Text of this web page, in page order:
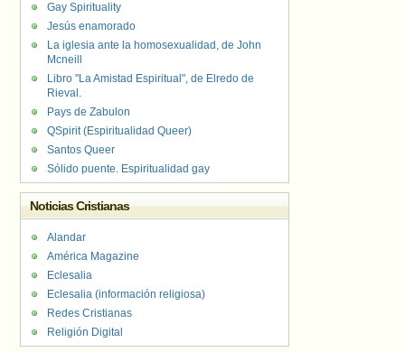
Gay Spirituality
Jesús enamorado
La iglesia ante la homosexualidad, de John
Mcneill
Libro "La Amistad Espiritual", de Elredo de
Rieval.
Pays de Zabulon
QSpirit (Espiritualidad Queer)
Santos Queer
Sólido puente. Espiritualidad gay
Noticias Cristianas
Alandar
América Magazine
Eclesalia
Eclesalia (información religiosa)
Redes Cristianas
Religión Digital